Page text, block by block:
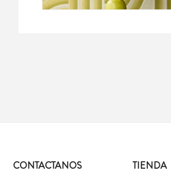
CONTACTANOS TIENDA